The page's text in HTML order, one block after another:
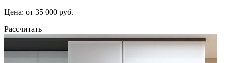
Цена: от 35 000 руб.
Рассчитать